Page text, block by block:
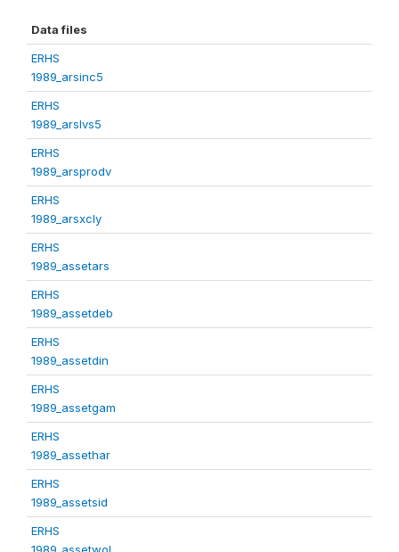
Data files
ERHS
1989_arsinc5
ERHS
1989_arslvs5
ERHS
1989_arsprodv
ERHS
1989_arsxcly
ERHS
1989_assetars
ERHS
1989_assetdeb
ERHS
1989_assetdin
ERHS
1989_assetgam
ERHS
1989_assethar
ERHS
1989_assetsid
ERHS
1989_assetwol